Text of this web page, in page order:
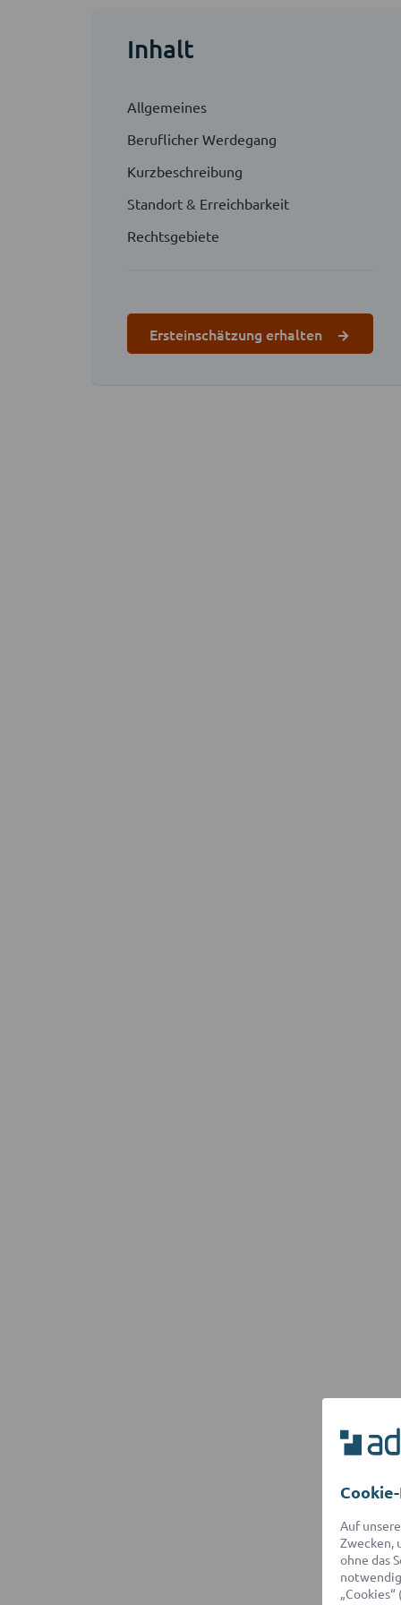
Inhalt
Allgemeines
Beruflicher Werdegang
Kurzbeschreibung
Standort & Erreichbarkeit
Rechtsgebiete
Ersteinschätzung erhalten
Auf
Zwecken,
ohne das